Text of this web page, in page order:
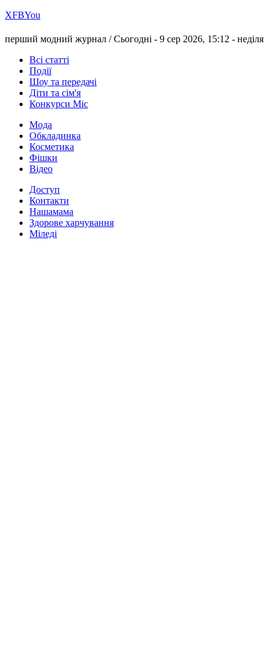
ХFBYou
перший модний журнал /Сьогодні - 9 сер 2026, 15:12 - неділя
Всі статті
Події
Шоу та передачі
Діти та сім'я
Конкурси Міс
Мода
Обкладинка
Косметика
Фішки
Відео
Доступ
Контакти
Нашамама
Здорове харчування
Міледі